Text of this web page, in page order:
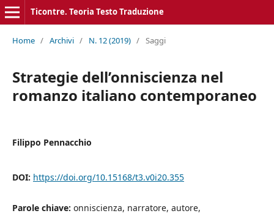
Ticontre. Teoria Testo Traduzione
Home / Archivi / N. 12 (2019) / Saggi
Strategie dell’onniscienza nel
romanzo italiano contemporaneo
Filippo Pennacchio
DOI: https://doi.org/10.15168/t3.v0i20.355
Parole chiave: onniscienza, narratore, autore,